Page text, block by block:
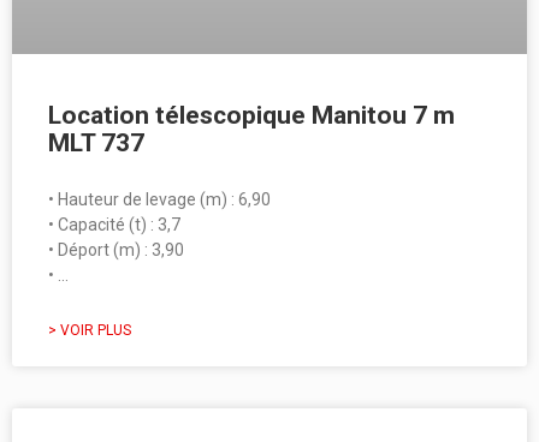
Location télescopique Manitou 7 m
MLT 737
• Hauteur de levage (m) : 6,90
• Capacité (t) : 3,7
• Déport (m) : 3,90
• …
> VOIR PLUS